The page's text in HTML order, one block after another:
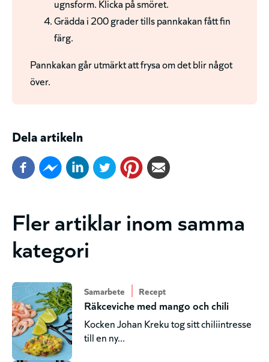
ugnsform. Klicka på smöret.
Grädda i 200 grader tills pannkakan fått fin
färg.
Pannkakan går utmärkt att frysa om det blir något
över.
Dela artikeln
Fler artiklar inom samma
kategori
Samarbete Recept
Räkceviche med mango och chili
Kocken Johan Kreku tog sitt chiliintresse
till en ny...